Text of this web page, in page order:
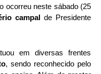
ocorreu neste sábado (25
campalde Presidente
em diversas frentes
, sendo reconhecido pelo